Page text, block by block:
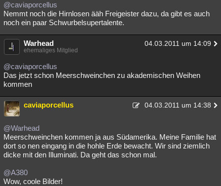
@caviaporcellus
Nemmt noch die Hirnlosen ääh Freigeister dazu, da gibt es auch
noch ein paar Schwurbelsupertalente.
Warhead 04.03.2011 um 14:09
ehemaliges Mitglied
@caviaporcellus
Das jetzt schon Meerschweinchen zu akademischen Weihen
kommen
caviaporcellus 04.03.2011 um 14:38
@Warhead
Meerschweinchen kommen ja aus Südamerika. Meine Familie hat
dort so nen eingang in die hohle Erde bewacht. Wir sind ziemlich
dicke mit den Illuminati. Da geht das schon mal.
@A380
Wow, coole Bilder!